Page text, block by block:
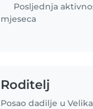
Posljednja
mjeseca
Roditelj